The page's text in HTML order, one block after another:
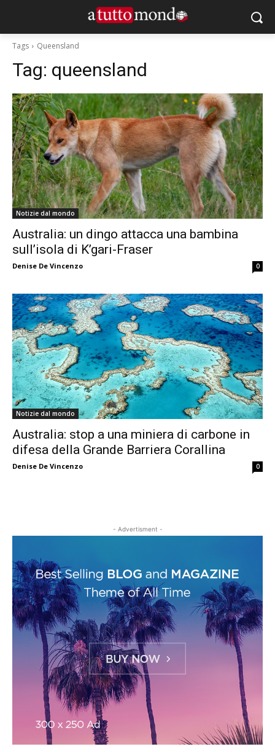
Tags Queensland
Tag: queensland
Notizie dal mondo
Australia: un dingo attacca una bambina
sull’isola di K’gari-Fraser
Denise De Vincenzo 0
Notizie dal mondo
Australia: stop a una miniera di carbone in
difesa della Grande Barriera Corallina
Denise De Vincenzo 0
- Advertisment -